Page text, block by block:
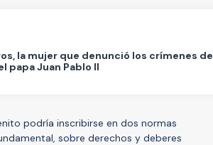
la mujer que denunció los crímenes de
papa Juan Pablo II
podría inscribirse en dos normas
sobre derechos y deberes